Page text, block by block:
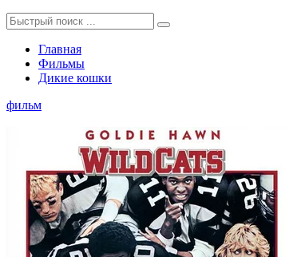
Главная
Фильмы
Дикие кошки
фильм